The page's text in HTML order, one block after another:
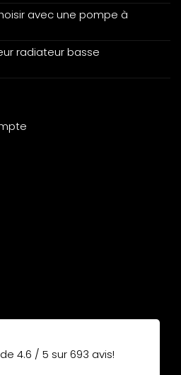
avec une pompe à
radiateur basse
4.6 / 5 sur693 avis!